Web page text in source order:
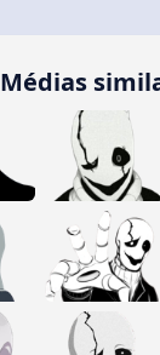
Médias